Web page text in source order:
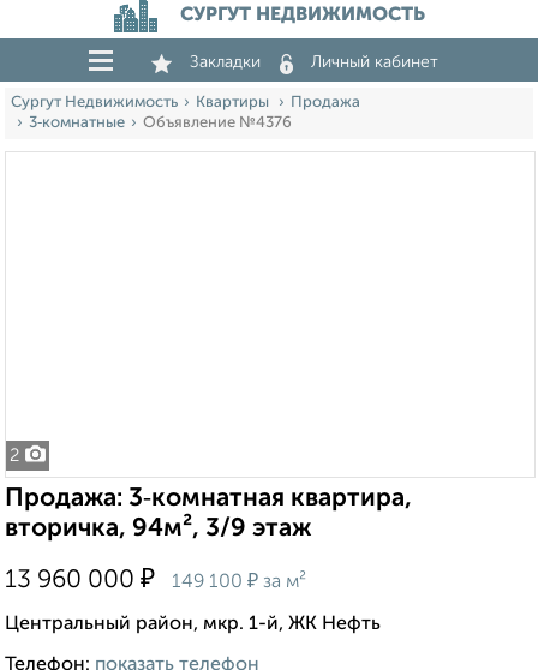
СУРГУТ НЕДВИЖИМОСТЬ
Закладки Личный кабинет
Сургут Недвижимость Квартиры
Продажа
3‑комнатные
Объявление №4376
2
Продажа: 3‑комнатная квартира,
вторичка, 94м², 3/9 этаж
13 960 000 ₽ 149 100 ₽ за м²
Центральный район, мкр. 1-й, ЖК Нефть
Телефон: показать телефон